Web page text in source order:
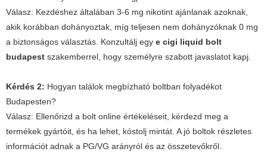
Válasz: Kezdéshez általában 3-6 mg nikotint ajánlanak azoknak,
akik korábban dohányoztak, míg teljesen nem dohányzóknak 0 mg
a biztonságos választás. Konzultálj egy e cigi liquid bolt
budapest szakemberrel, hogy személyre szabott javaslatot kapj.
Kérdés 2: Hogyan találok megbízható boltban folyadékot
Budapesten?
Válasz: Ellenőrizd a bolt online értékeléseit, kérdezd meg a
termékek gyártóit, és ha lehet, kóstolj mintát. A jó boltok részletes
információt adnak a PG/VG arányról és az összetevőkről.